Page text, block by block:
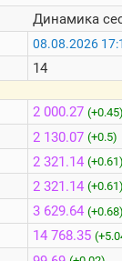
Динамика
08.08.2026
14
2 000.27
2 130.07 (+0.5)
2 321.14
2 321.14
3 629.64
14 768.35